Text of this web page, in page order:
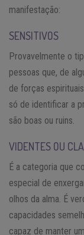
manifestação:
SENSITIVOS
Provavelmente o
pessoas que, de
de forças
só de identificar a
são boas ou ruins.
VIDENTES OU
É a categoria que
especial de
olhos da alma. É
capacidades
capaz de manter